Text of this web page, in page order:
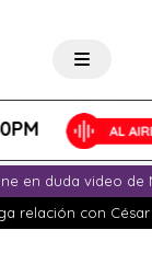
en duda video de
relación con